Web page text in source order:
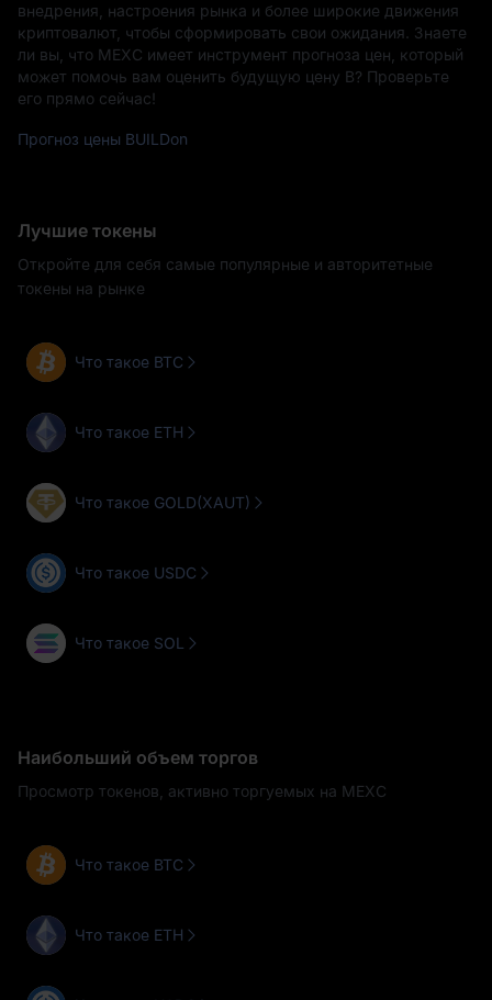
внедрения, настроения рынка и более широкие движения
криптовалют, чтобы сформировать свои ожидания. Знаете
ли вы, что MEXC имеет инструмент прогноза цен, который
может помочь вам оценить будущую цену B? Проверьте
его прямо сейчас!
Прогноз цены BUILDon
Лучшие токены
Откройте для себя самые популярные и авторитетные
токены на рынке
Что такое BTC
Что такое ETH
Что такое GOLD(XAUT)
Что такое USDC
Что такое SOL
Наибольший объем торгов
Просмотр токенов, активно торгуемых на MEXC
Что такое BTC
Что такое ETH